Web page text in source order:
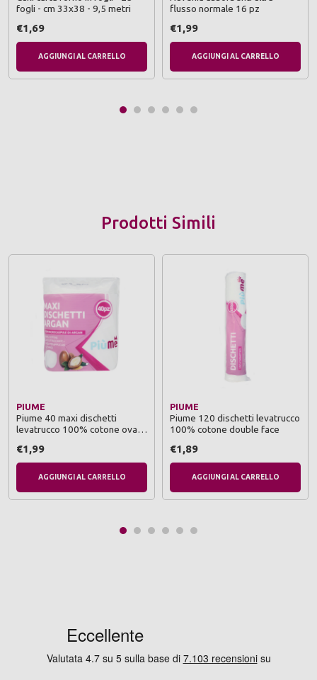
fogli - cm 33x38 - 9,5 metri
€1,69
AGGIUNGI AL CARRELLO
flusso normale 16 pz
€1,99
AGGIUNGI AL CARRELLO
Prodotti Simili
PIUME
Piume 40 maxi dischetti
levatrucco 100% cotone ovali
€1,99
AGGIUNGI AL CARRELLO
PIUME
Piume 120 dischetti levatrucco
100% cotone double face
€1,89
AGGIUNGI AL CARRELLO